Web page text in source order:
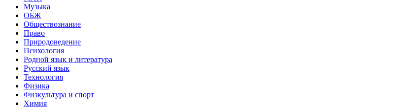
Музыка
ОБЖ
Обществознание
Право
Природоведение
Психология
Родной язык и литература
Русский язык
Технология
Физика
Физкультура и спорт
Химия